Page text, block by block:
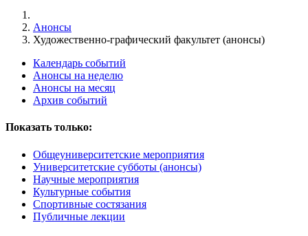
Анонсы
Художественно-графический факультет (анонсы)
Календарь событий
Анонсы на неделю
Анонсы на месяц
Архив событий
Показать только:
Общеуниверситетские мероприятия
Университетские субботы (анонсы)
Научные мероприятия
Культурные события
Спортивные состязания
Публичные лекции